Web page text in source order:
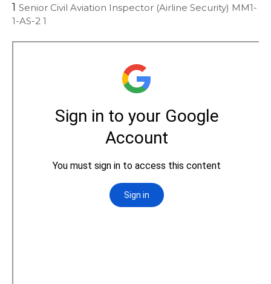
1 Senior Civil Aviation Inspector (Airline Security) MM1-
1-AS-2 1